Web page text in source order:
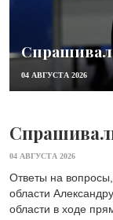
04 АВГУСТА 2026
04 АВГУСТА 2026
Ответы на
области
области в ходе